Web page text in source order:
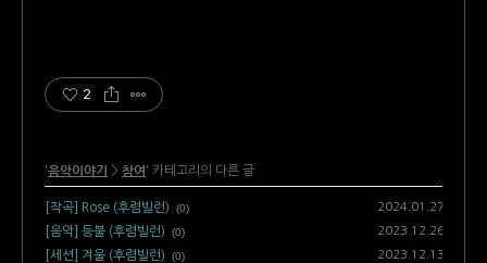
2
'음악이야기 > 참여' 카테고리의 다른 글
[작곡] Rose (후렴빌런) (0)
2024.01.27
[음악] 등불 (후렴빌런)
(0)
2023.12.26
[세션] 겨울 (후렴빌런)
(0)
2023.12.13